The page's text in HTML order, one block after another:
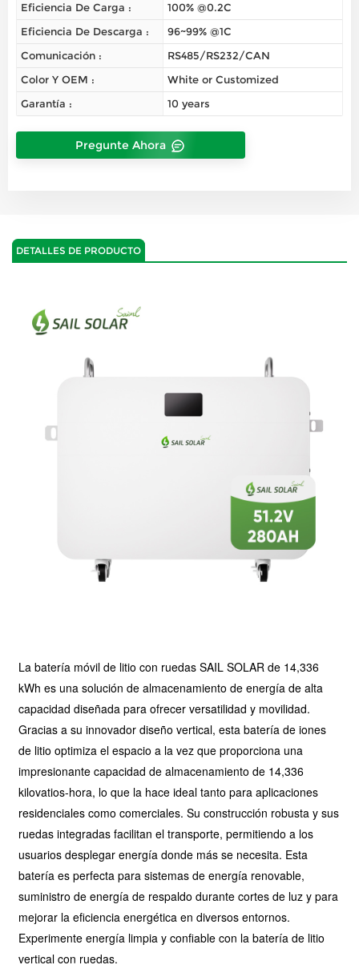
Eficiencia De Carga :
100% @0.2C
Eficiencia De Descarga :
96~99% @1C
Comunicación :
RS485/RS232/CAN
Color Y OEM :
White or Customized
Garantía :
10 years
Pregunte Ahora
DETALLES DE PRODUCTO
La batería móvil de litio con ruedas SAIL SOLAR de 14,336
kWh es una solución de almacenamiento de energía de alta
capacidad diseñada para ofrecer versatilidad y movilidad.
Gracias a su innovador diseño vertical, esta batería de iones
de litio optimiza el espacio a la vez que proporciona una
impresionante capacidad de almacenamiento de 14,336
kilovatios-hora, lo que la hace ideal tanto para aplicaciones
residenciales como comerciales. Su construcción robusta y sus
ruedas integradas facilitan el transporte, permitiendo a los
usuarios desplegar energía donde más se necesita. Esta
batería es perfecta para sistemas de energía renovable,
suministro de energía de respaldo durante cortes de luz y para
mejorar la eficiencia energética en diversos entornos.
Experimente energía limpia y confiable con la batería de litio
vertical con ruedas.